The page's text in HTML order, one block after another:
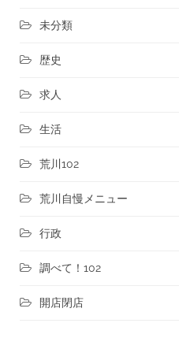
未分類
歴史
求人
生活
荒川102
荒川自慢メニュー
行政
調べて！102
開店閉店